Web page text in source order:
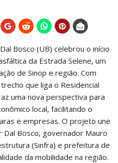
Bosco (UB) celebrou o início
da Estrada Selene, um
de Sinop e região. Com
que liga o Residencial
uma nova perspectiva para
local, facilitando o
e empresas. O projeto une
Bosco, governador Mauro
(Sinfra) e prefeitura de
da mobilidade na região.